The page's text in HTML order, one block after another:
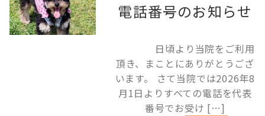
電話番号のお知らせ
日頃より当院をご利用
頂き、まことにありがとうござ
います。 さて当院では2026年8
月1日よりすべての電話を代表
番号でお受け […]